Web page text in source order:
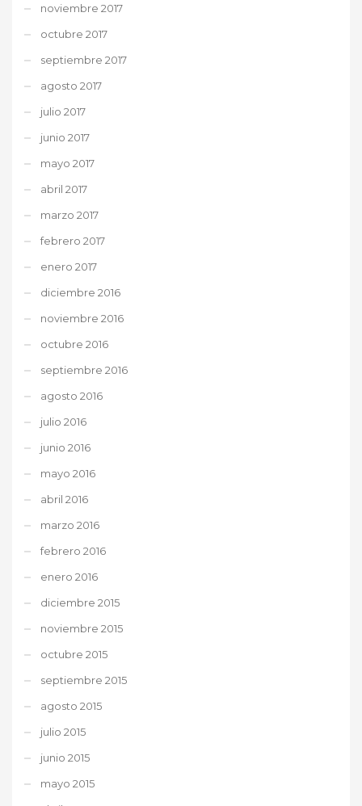
noviembre 2017
octubre 2017
septiembre 2017
agosto 2017
julio 2017
junio 2017
mayo 2017
abril 2017
marzo 2017
febrero 2017
enero 2017
diciembre 2016
noviembre 2016
octubre 2016
septiembre 2016
agosto 2016
julio 2016
junio 2016
mayo 2016
abril 2016
marzo 2016
febrero 2016
enero 2016
diciembre 2015
noviembre 2015
octubre 2015
septiembre 2015
agosto 2015
julio 2015
junio 2015
mayo 2015